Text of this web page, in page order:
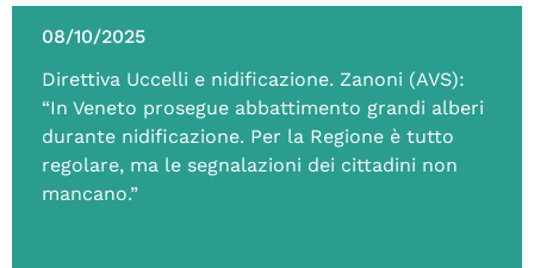
08/10/2025
Direttiva Uccelli e nidificazione. Zanoni (AVS):
“In Veneto prosegue abbattimento grandi alberi
durante nidificazione. Per la Regione è tutto
regolare, ma le segnalazioni dei cittadini non
mancano.”